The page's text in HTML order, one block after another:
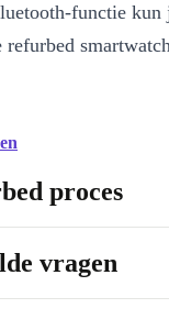
functie
refurbed
proces
vragen